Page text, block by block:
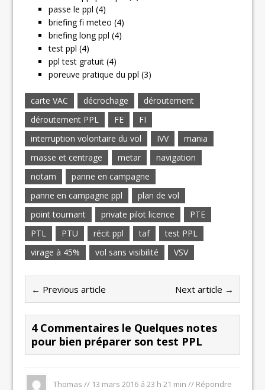
passe le ppl (4)
briefing fi meteo (4)
briefing long ppl (4)
test ppl (4)
ppl test gratuit (4)
poreuve pratique du ppl (3)
carte VAC décrochage
déroutement
déroutement PPL
FE
FI
interruption volontaire du vol
IVV
mania
masse et centrage
metar
navigation
notam
panne en campagne
panne en campagne ppl
plan de vol
point tournant
private pilot licence
PTE
PTL
PTU récit ppl taf
test PPL
virage à 45%
vol sans visibilité VSV
← Previous article Next article →
4 Commentaires le Quelques notes
pour bien préparer son test PPL
Thomas // 13 mars 2016 á 23 h 21 min // Répondre